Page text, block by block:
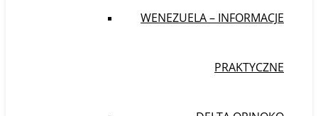
WENEZUELA – INFORMACJE
PRAKTYCZNE